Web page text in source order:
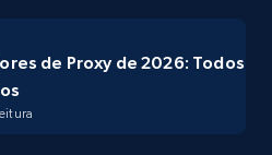
de Proxy de 2026: Todos